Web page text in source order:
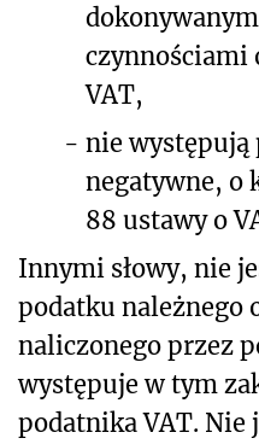
czynnościami
VAT,
- nie występują
negatywne, o
88 ustawy o
Innymi słowy, nie
podatku należnego
naliczonego przez
występuje w tym
podatnika VAT.